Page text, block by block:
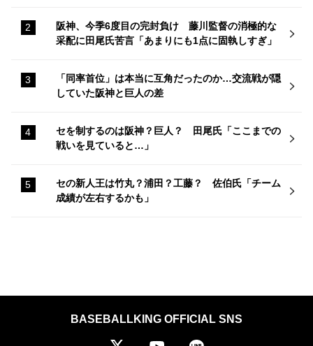
阪神、今季6度目の完封負け 藤川監督の消極的な
采配に田尾氏苦言「あまりにも1点に固執しすぎ」
「同率首位」は本当に互角だったのか…交流戦が隠
していた阪神と巨人の差
セを制するのは阪神？巨人？ 田尾氏「ここまでの
戦いを見ていると…」
セの新人王は竹丸？浦田？工藤？ 佐伯氏「チーム
成績が左右するかも」
BASEBALLKING OFFICIAL SNS